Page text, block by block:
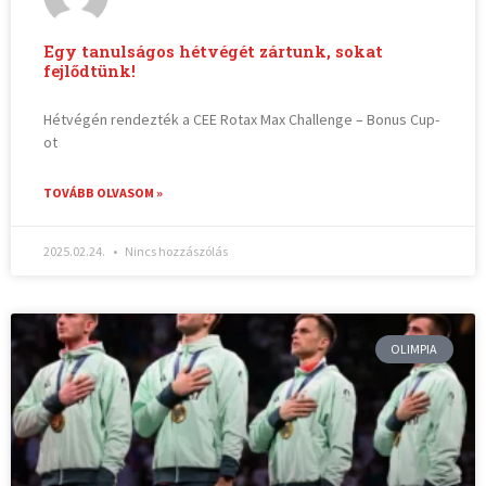
Egy tanulságos hétvégét zártunk, sokat
fejlődtünk!
Hétvégén rendezték a CEE Rotax Max Challenge – Bonus Cup-
ot
TOVÁBB OLVASOM »
2025.02.24. Nincs hozzászólás
OLIMPIA